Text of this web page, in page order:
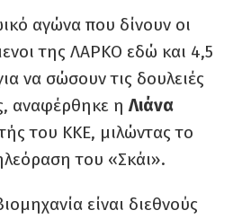
αγώνα που δίνουν οι
της ΛΑΡΚΟ εδώ και 4,5
να σώσουν τις δουλειές
αναφέρθηκε η Λιάνα
του ΚΚΕ, μιλώντας το
του «Σκάι».
είναι διεθνούς